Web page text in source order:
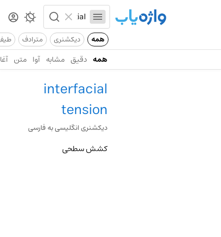
همه دیکشنری مترادف
همه دقیق مشابه آوا متن
interfacial
tension
دیکشنری انگلیسی به فارسی
کشش سطحی